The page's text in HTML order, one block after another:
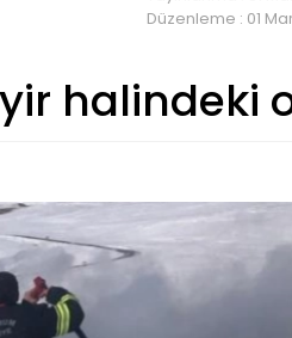
Düzenleme : 01
halindeki